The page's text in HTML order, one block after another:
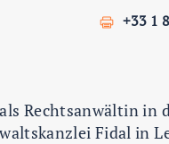
+33 1
Rechtsanwältin in
Fidal in